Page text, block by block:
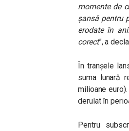
momente de
șansă pentru
erodate în
corect”, a
În tranșele
suma lunară
milioane
derulat în
Pentru